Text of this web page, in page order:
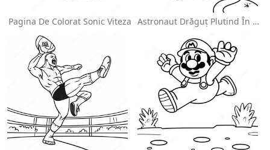
Pagina De Colorat Sonic Viteza Astronaut Drăguț Plutind În Spațiu - Pagina De Colorat